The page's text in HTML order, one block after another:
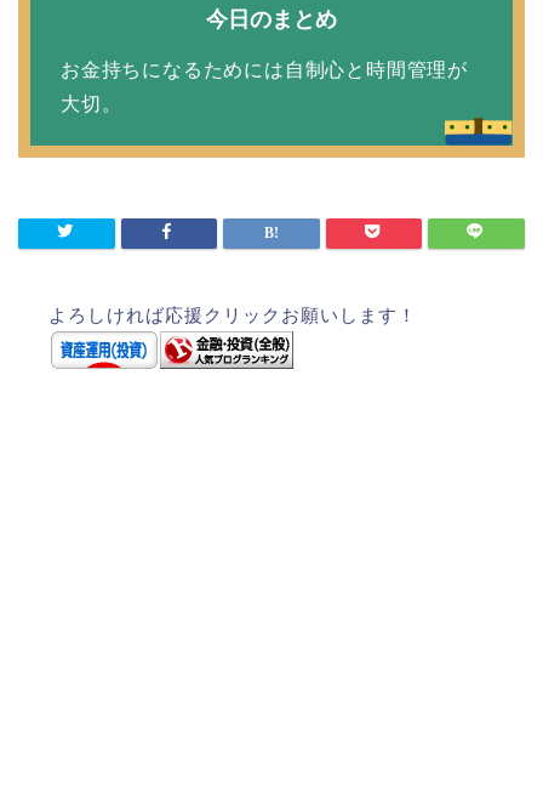
今日のまとめ
お金持ちになるためには自制心と時間管理が
大切。
よろしければ応援クリックお願いします！